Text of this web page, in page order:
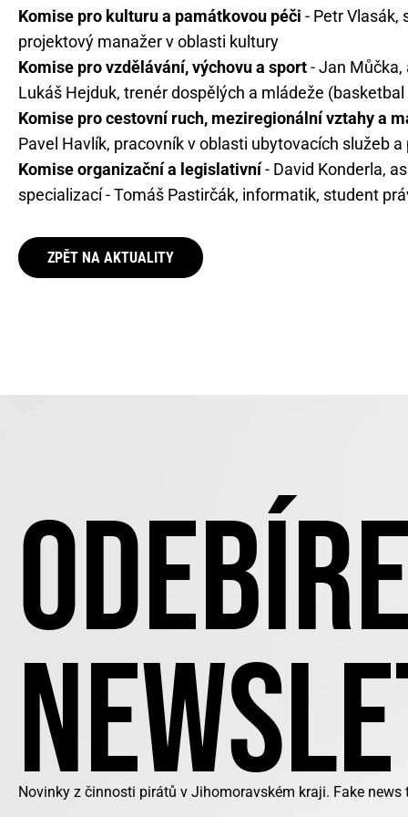
Komise pro kulturu a památkovou péči - Petr Vlasák,
projektový manažer v oblasti kultury
Komise pro vzdělávání, výchovu a sport- Jan Můčka,
Lukáš Hejduk, trenér dospělých a mládeže
Komise pro cestovní ruch, meziregionální vztahy a
Pavel Havlík, pracovník v oblasti ubytovacích služeb
Komise organizační a legislativní- David Konderla,
specializací - Tomáš Pastirčák, informatik, student
ZPĚT NA AKTUALITY
Novinky z činnosti pirátů v Jihomoravském kraji. Fake